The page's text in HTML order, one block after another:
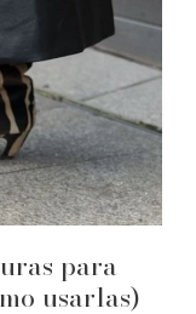
para
usarlas)